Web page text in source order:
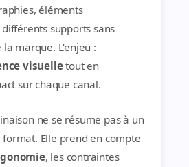
éléments
supports sans
la marque. L’enjeu :
visuelletout en
sur chaque canal.
ne se résume pas à un
Elle prend en compte
, les contraintes